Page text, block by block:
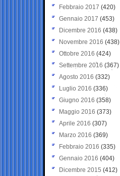
Febbraio 2017 (420)
Gennaio 2017 (453)
Dicembre 2016 (438)
Novembre 2016 (438)
Ottobre 2016 (424)
Settembre 2016 (367)
Agosto 2016 (332)
Luglio 2016 (336)
Giugno 2016 (358)
Maggio 2016 (373)
Aprile 2016 (307)
Marzo 2016 (369)
Febbraio 2016 (335)
Gennaio 2016 (404)
Dicembre 2015 (412)